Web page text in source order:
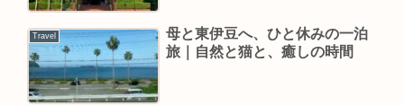
Travel
母と東伊豆へ、ひと休みの一泊
旅｜自然と猫と、癒しの時間